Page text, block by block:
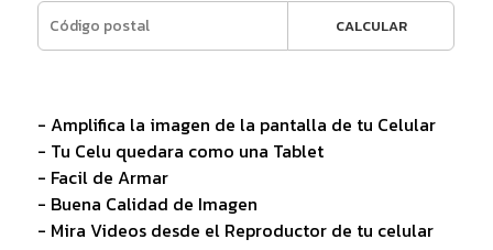
CALCULAR
- Amplifica la imagen de la pantalla de tu Celular
- Tu Celu quedara como una Tablet
- Facil de Armar
- Buena Calidad de Imagen
- Mira Videos desde el Reproductor de tu celular